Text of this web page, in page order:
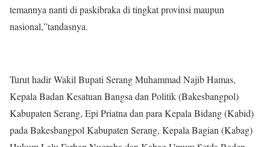
temannya nanti di paskibraka di tingkat provinsi maupun
nasional,”tandasnya.
Turut hadir Wakil Bupati Serang Muhammad Najib Hamas,
Kepala Badan Kesatuan Bangsa dan Politik (Bakesbangpol)
Kabupaten Serang, Epi Priatna dan para Kepala Bidang (Kabid)
pada Bakesbangpol Kabupaten Serang, Kepala Bagian (Kabag)